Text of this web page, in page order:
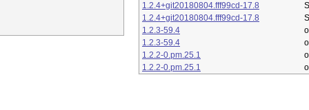
1.2.4+git20180804.fff99cd-17.8
1.2.4+git20180804.fff99cd-17.8
1.2.3-59.4
1.2.3-59.4
1.2.2-0.pm.25.1
1.2.2-0.pm.25.1